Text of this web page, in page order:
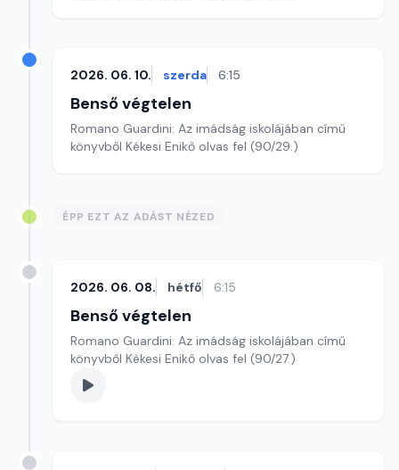
2026. 06. 10. szerda 6:15
Benső végtelen
Romano Guardini: Az imádság iskolájában című
könyvből Kékesi Enikő olvas fel (90/29.)
ÉPP EZT AZ ADÁST NÉZED
2026. 06. 08. hétfő 6:15
Benső végtelen
Romano Guardini: Az imádság iskolájában című
könyvből Kékesi Enikő olvas fel (90/27.)